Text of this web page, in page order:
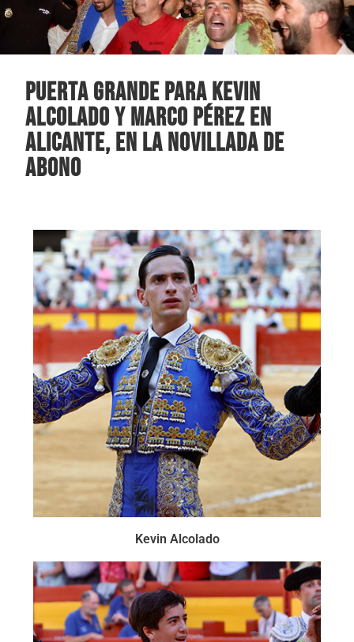
Puerta Grande para Kevin
Alcolado y Marco Pérez en
Alicante, en la novillada de
abono
Kevin Alcolado